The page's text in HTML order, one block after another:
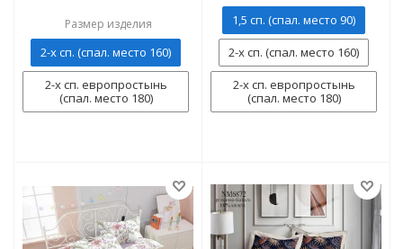
Размер изделия
2-х сп. (спал. место 160)
2-х сп. европростынь
(спал. место 180)
1,5 сп. (спал. место 90)
2-х сп. (спал. место 160)
2-х сп. европростынь
(спал. место 180)